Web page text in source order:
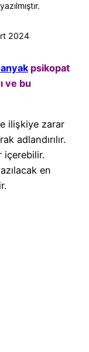
2024
psikopat
ve bu
ilişkiye zarar
adlandırılır.
içerebilir.
en